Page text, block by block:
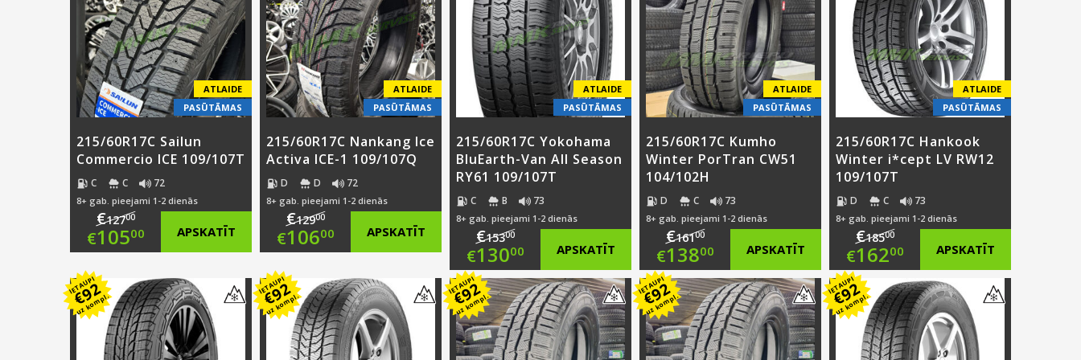
ATLAIDE
PASŪTĀMAS
215/60R17C Sailun
Commercio ICE 109/107T
C C 72
8+ gab. pieejami 1-2 dienās
€12700
Original
was:
€127.00.
€10500
price
is:
APSKATĪT
ATLAIDE
PASŪTĀMAS
215/60R17C Nankang Ice
Activa ICE-1 109/107Q
D D 72
8+ gab. pieejami 1-2 dienās
€12900
Original
was:
€129.00.
€10600
price
is:
APSKATĪT
ATLAIDE
PASŪTĀMAS
215/60R17C Yokohama
BluEarth-Van All Season
RY61 109/107T
C B 73
8+ gab. pieejami 1-2 dienās
€15300
Original
price
was:
€153.00.
€13000
Current
price
is:
APSKATĪT
ATLAIDE
PASŪTĀMAS
215/60R17C Kumho
Winter PorTran CW51
104/102H
D C 73
8+ gab. pieejami 1-2 dienās
€16100
Original
price
was:
€161.00.
€13800
Current
price
is:
APSKATĪT
ATLAIDE
PASŪTĀMAS
215/60R17C Hankook
Winter i*cept LV RW12
109/107T
D C 73
8+ gab. pieejami 1-2 dienās
€18500
Original
price
was:
€185.00.
€16200
Current
price
is:
APSKATĪT
IETAUPI
€92
uz kompl.
IETAUPI
€92
uz kompl.
IETAUPI
€92
uz kompl.
IETAUPI
€92
uz kompl.
IETAUPI
€92
uz kompl.